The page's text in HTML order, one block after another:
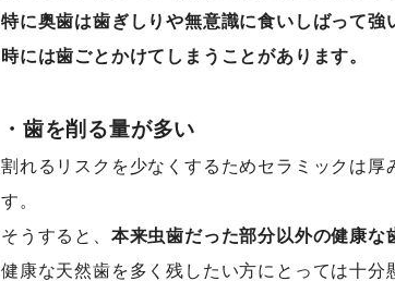
特に奥歯は歯ぎしりや無意識に食いしばって強
時には歯ごとかけてしまうことがあります。
・歯を削る量が多い
割れるリスクを少なくするためセラミックは厚
す。
そうすると、 本来虫歯だった部分以外の健康な
健康な天然歯を多く残したい方にとっては十分